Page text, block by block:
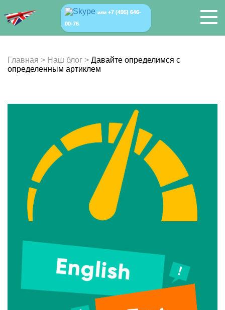
или +7 (495) 646-
00-76
Главная > Наш блог > Давайте определимся с
определенным артиклем